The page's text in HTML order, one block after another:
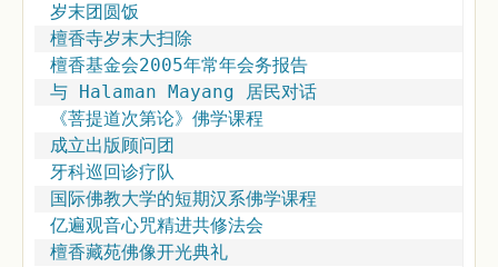
岁末团圆饭
檀香寺岁末大扫除
檀香基金会2005年常年会务报告
与 Halaman Mayang 居民对话
《菩提道次第论》佛学课程
成立出版顾问团
牙科巡回诊疗队
国际佛教大学的短期汉系佛学课程
亿遍观音心咒精进共修法会
檀香藏苑佛像开光典礼